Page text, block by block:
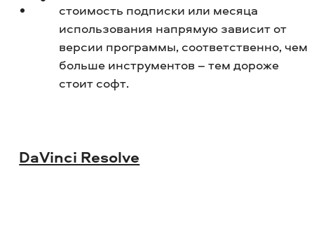
стоимость подписки или месяца
использования напрямую зависит от
версии программы, соответственно, чем
больше инструментов – тем дороже
стоит софт.
DaVinci Resolve